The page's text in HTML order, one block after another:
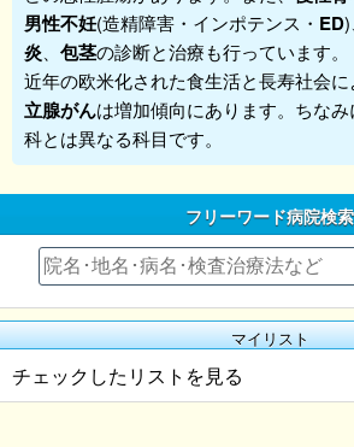
男性不妊(造精障害・インポテンス・ ED)
炎
包茎の診断と治療も行っています。
近年の欧米化された食生活と長寿社会
立腺がんは増加傾向にあります。ちな
科とは異なる科目です。
フリーワード病院検索
マイリスト
チェックしたリストを見る